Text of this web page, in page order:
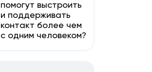
помогут выстроить
и поддерживать
контакт более чем
с одним человеком?